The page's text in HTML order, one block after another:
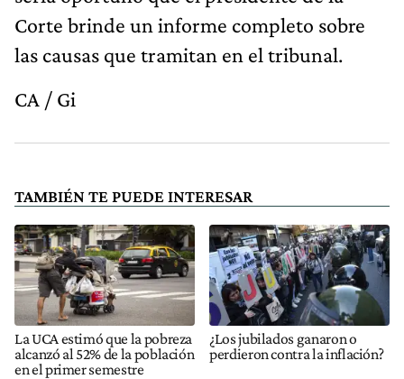
Corte brinde un informe completo sobre
las causas que tramitan en el tribunal.
CA / Gi
TAMBIÉN TE PUEDE INTERESAR
La UCA estimó que la pobreza
alcanzó al 52% de la población
en el primer semestre
¿Los jubilados ganaron o
perdieron contra la inflación?